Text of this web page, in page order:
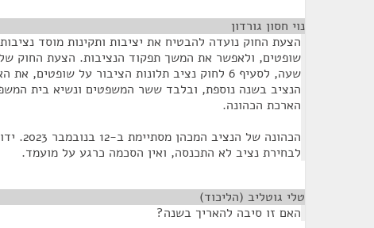
נוי חסון גורדון
הצעת החוק נועדה להבטיח את יציבות ותקינות מוסד
שופטים, ולאפשר את המשך תפקוד הנציבות. הצעת החוק
שעה, לסעיף 6 לחוק נציב תלונות הציבור על
הנציב בשנה נוספת, ובלבד ששר המשפטים ונשיא בית
הארכת הכהונה.
הכהונה של
לבחירת נציב לא התכנסה, ואין הסכמה כרגע על מועמד.
טלי גוטליב (הליכוד)
האם זו סיבה להאריך בשנה?